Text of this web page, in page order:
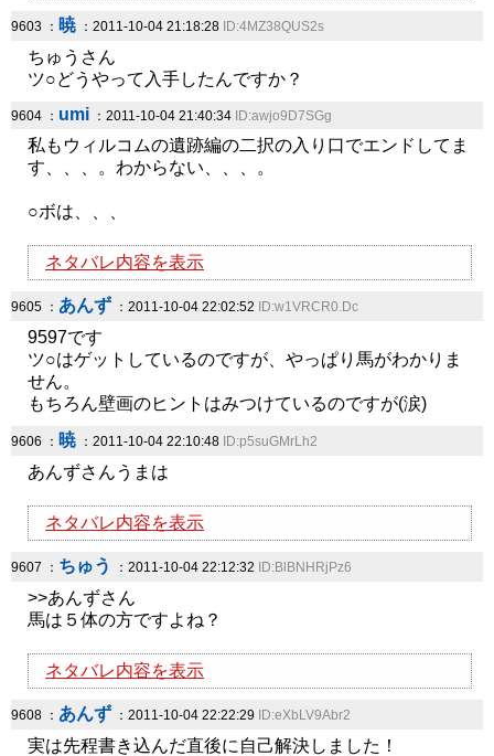
9603 ： 暁 ：2011-10-04 21:18:28 ID:4MZ38QUS2s
ちゅうさん
ツ○どうやって入手したんですか？
9604 ： umi ：2011-10-04 21:40:34 ID:awjo9D7SGg
私もウィルコムの遺跡編の二択の入り口でエンドしてま
す、、、。わからない、、、。
○ボは、、、
ネタバレ内容を表示
9605 ： あんず ：2011-10-04 22:02:52 ID:w1VRCR0.Dc
9597です
ツ○はゲットしているのですが、やっぱり馬がわかりま
せん。
もちろん壁画のヒントはみつけているのですが(涙)
9606 ： 暁 ：2011-10-04 22:10:48 ID:p5suGMrLh2
あんずさんうまは
ネタバレ内容を表示
9607 ： ちゅう ：2011-10-04 22:12:32 ID:BlBNHRjPz6
>>あんずさん
馬は５体の方ですよね？
ネタバレ内容を表示
9608 ： あんず ：2011-10-04 22:22:29 ID:eXbLV9Abr2
実は先程書き込んだ直後に自己解決しました！